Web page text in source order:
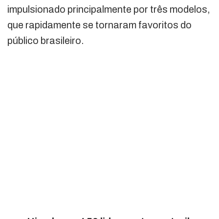
impulsionado principalmente por três modelos,
que rapidamente se tornaram favoritos do
público brasileiro.